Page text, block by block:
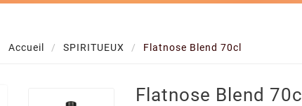
Accueil SPIRITUEUX Flatnose Blend 70cl
Flatnose Blend 70cl